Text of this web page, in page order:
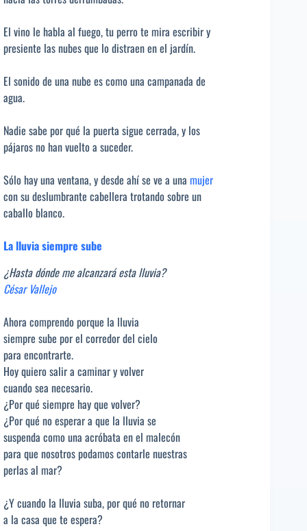
El vino le habla al fuego, tu perro te mira escribir y
presiente las nubes que lo distraen en el jardín.
El sonido de una nube es como una campanada de
agua.
Nadie sabe por qué la puerta sigue cerrada, y los
pájaros no han vuelto a suceder.
Sólo hay una ventana, y desde ahí se ve a una mujer
con su deslumbrante cabellera trotando sobre un
caballo blanco.
La lluvia siempre sube
¿Hasta dónde me alcanzará esta lluvia?
César Vallejo
Ahora comprendo porque la lluvia
siempre sube por el corredor del cielo
para encontrarte.
Hoy quiero salir a caminar y volver
cuando sea necesario.
¿Por qué siempre hay que volver?
¿Por qué no esperar a que la lluvia se
suspenda como una acróbata en el malecón
para que nosotros podamos contarle nuestras
perlas al mar?
¿Y cuando la lluvia suba, por qué no retornar
a la casa que te espera?